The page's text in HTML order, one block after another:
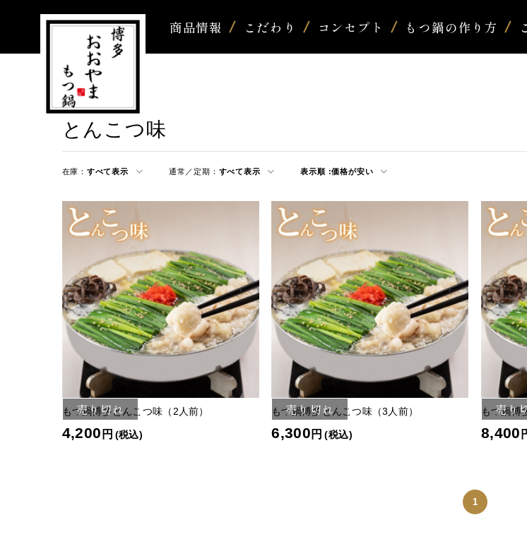
商品情報 こだわり コンセプト もつ鍋の作り方
とんこつ味
在庫： すべて表示 通常／定期： すべて表示 表示順 :価格が安い
売り切れ
もつ鍋博多とんこつ味（2人前）
4,200 円 (税込)
売り切れ
もつ鍋博多とんこつ味（3人前）
6,300 円 (税込)
売り
もつ鍋博
8,400
1